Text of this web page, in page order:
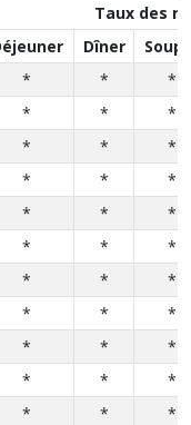
Taux des
Dîner
* *
*
* *
*
* *
*
* *
*
* *
*
* *
*
* *
*
* *
*
* *
*
* *
*
* *
*